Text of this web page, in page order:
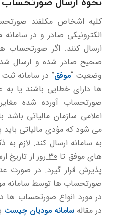
كلیه اشخاص مكلفند
الكترونیكی صادر و در
ارسال كنند. اگر صورتحساب
صحیح صادر شده و ارسال
وضعیت “موفق” در سامانه
ها دارای خطایی باشند یا به
صورتحساب آورده شده
اعلامی سازمان مالیاتی باشد
می شود كه مؤدی مالیاتی
به سامانه ارسال كند. لازم
های موفق تا30 روز
از تاریخ
پذیرش قرار گیرد. در صورت
صورتحساب ها توسط سامانه
در مورد انواع صورتحساب ها
در مقاله سامانه مودیان چیست